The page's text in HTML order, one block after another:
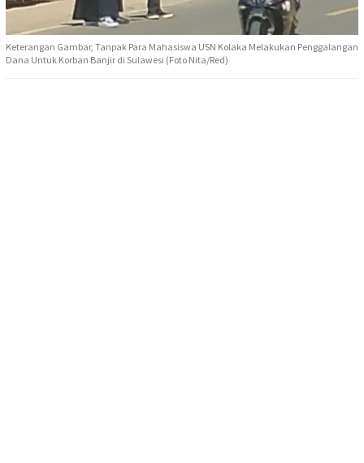
Keterangan Gambar, Tanpak Para Mahasiswa USN Kolaka Melakukan Penggalangan
Dana Untuk Korban Banjir di Sulawesi (Foto Nita/Red)